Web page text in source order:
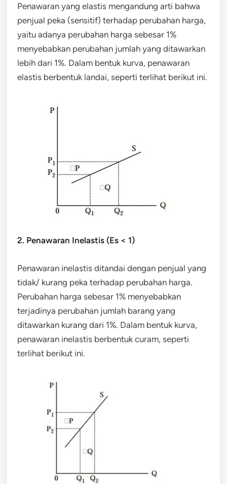
Penawaran yang elastis mengandung arti bahwa
penjual peka (sensitif) terhadap perubahan harga,
yaitu adanya perubahan harga sebesar 1%
menyebabkan perubahan jumlah yang ditawarkan
lebih dari 1%. Dalam bentuk kurva, penawaran
elastis berbentuk landai, seperti terlihat berikut ini.
2. Penawaran Inelastis (Es < 1)
Penawaran inelastis ditandai dengan penjual yang
tidak/ kurang peka terhadap perubahan harga.
Perubahan harga sebesar 1% menyebabkan
terjadinya perubahan jumlah barang yang
ditawarkan kurang dari 1%. Dalam bentuk kurva,
penawaran inelastis berbentuk curam, seperti
terlihat berikut ini.